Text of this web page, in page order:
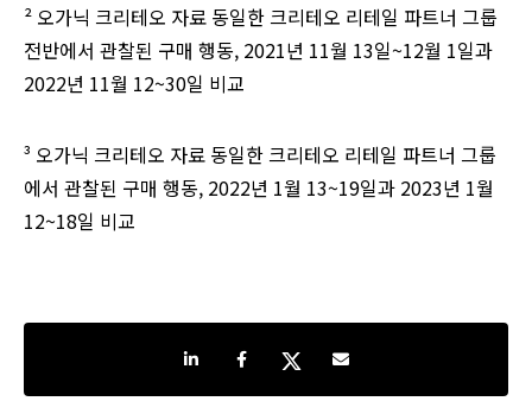
² 오가닉 크리테오 자료 동일한 크리테오 리테일 파트너 그룹
전반에서 관찰된 구매 행동, 2021년 11월 13일~12월 1일과
2022년 11월 12~30일 비교
³ 오가닉 크리테오 자료 동일한 크리테오 리테일 파트너 그룹
에서 관찰된 구매 행동, 2022년 1월 13~19일과 2023년 1월
12~18일 비교
Share on LinkedIn
Share on Facebook
Share on Twitter
Share by e-mail